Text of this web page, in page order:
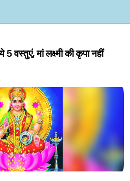
वस्तुएं, मां लक्ष्मी की कृपा नहीं